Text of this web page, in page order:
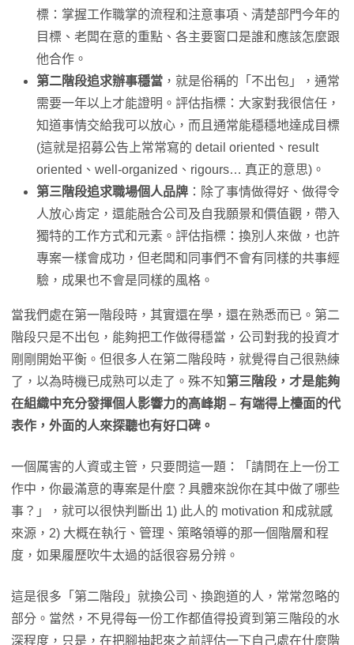
標：掌握工作職掌的流程和注意事項、清楚部門今年的
目標、老闆在意的重點、各主要窗口是誰和應該怎麼跟
他合作。
第二階段追求辦事穩當 ，就是俗稱的「不出包」，通常
需要一年以上才能證明。評估指標：大家對我很信任，
知道事情交給我可以放心，而且通常能穩穩地達成目標
(這就是招募公告上常常寫的 detail oriented、result
oriented、well-organized、rigours… 真正的意思)。
第三階段追求職場個人品牌 ：除了事情做得好、做得令
人放心肯定，還能融合公司及自我願景和價值觀，帶入
獨特的工作方式和元素。評估指標：換別人來做，也許
專案一樣會成功，但老闆和同事們不會有同樣的共事經
驗，成果也不會是同樣的風格。
當我們處在第一階段時，其實還在學，還在熟悉而已。第二
階段只是不出包，能夠把工作做得穩當，公司對我的投資才
剛剛開始平衡。但很多人在第二階段時，就覺得自己很熟練
了，以為時機已成熟可以走了。殊不知第三階段，才是能夠
在組織中充分發揮個人影響力的高峰期 – 有端得上檯面的代
表作，外面的人來探聽也有好口碑。
一個厲害的人資或主管，只要問這一題：「請問在上一份工
作中，你最滿意的專案是什麼？具體來說你在其中做了哪些
事？」，就可以很快判斷出 1) 此人的 motivation 和成就感
來源，2) 大概在執行、管理、策略領導的那一個階層和程
度，如果履歷吹牛太過的話很容易分辨。
這是很多「第二階段」就換公司、換跑道的人，常常忽略的
部分。當然，不見得每一份工作都值得投資到第三階段的水
深程度，只是，在把腳抽起來之前評估一下自己處在什麼階